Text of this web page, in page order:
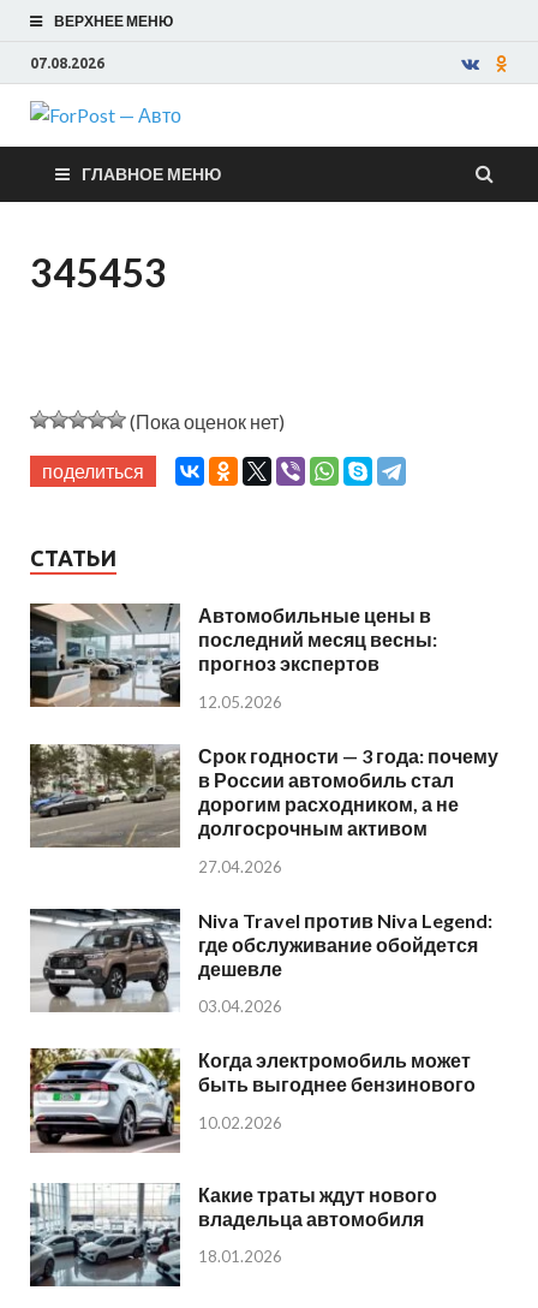
ВЕРХНЕЕ МЕНЮ
07.08.2026
ForPost —
Авто
ГЛАВНОЕ МЕНЮ
345453
(Пока оценок нет)
поделиться
СТАТЬИ
Автомобильные цены в
последний месяц весны:
прогноз экспертов
12.05.2026
Срок годности — 3 года: почему
в России автомобиль стал
дорогим расходником, а не
долгосрочным активом
27.04.2026
Niva Travel против Niva Legend:
где обслуживание обойдется
дешевле
03.04.2026
Когда электромобиль может
быть выгоднее бензинового
10.02.2026
Какие траты ждут нового
владельца автомобиля
18.01.2026